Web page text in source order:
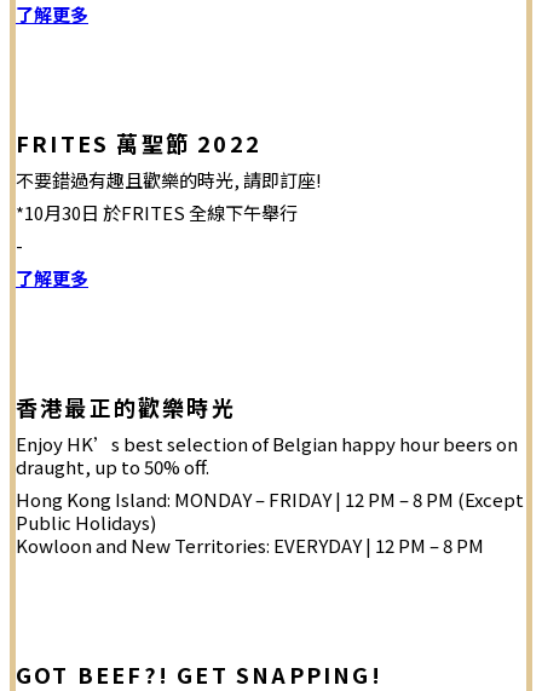
了解更多
FRITES 萬聖節 2022
不要錯過有趣且歡樂的時光, 請即訂座!
*10月30日 於FRITES 全線下午舉行
-
了解更多
香港最正的歡樂時光
Enjoy HK’s best selection of Belgian happy hour beers on
draught, up to 50% off.
Hong Kong Island: MONDAY – FRIDAY | 12 PM – 8 PM (Except
Public Holidays)
Kowloon and New Territories: EVERYDAY | 12 PM – 8 PM
GOT BEEF?! GET SNAPPING!